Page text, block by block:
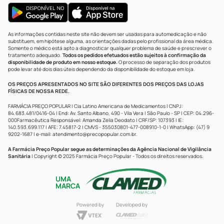
As informações contidas neste site não devem ser usadas para automedicação e não
substituem, em hipótese alguma, as orientações dadas pelo profissional da área médica.
Somente o médico está apto a diagnosticar qualquer problema de saúde e prescrever o
tratamento adequado. Todos os pedidos efetuados estão sujeitos à confirmação da
disponibilidade de produto em nosso estoque.O processo de separação dos produtos
pode levar até dois dias úteis dependendo da disponibilidade do estoque em loja.
OS PREÇOS APRESENTADOS NO SITE SÃO DIFERENTES DOS PREÇOS DAS LOJAS
FÍSICAS DE NOSSA REDE.
FARMÁCIA PREÇO POPULAR | Cia Latino Americana de Medicamentos | CNPJ:
84.683.481/0416-04 | End: Av. Santo Albano, 490 - Vila Vera | São Paulo - SP | CEP: 04.296-
000Farmacêutica Responsável: Amanda Zelia Deodato | CRF/SP: 107393 | IE:
140.593.699.117 | AFE: 7.45817-2 | CMVS - 355030801-477-008910-1-0 | WhatsApp: (47) 9
9202-1687 | e-mail: atendimento@precopopular.com.br.
A Farmácia Preço Popular segue as determinações da Agência Nacional de Vigilância
Sanitária | Copyright © 2025 Farmácia Preço Popular - Todos os direitos reservados.
UMA
MARCA
Powered by Developed by